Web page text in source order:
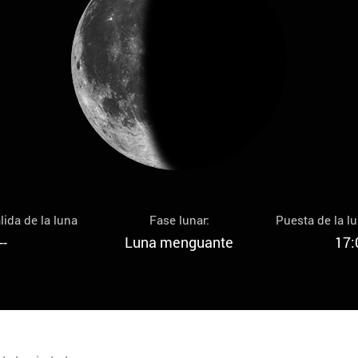
de la luna Fase lunar:
Luna menguante
Puesta de la